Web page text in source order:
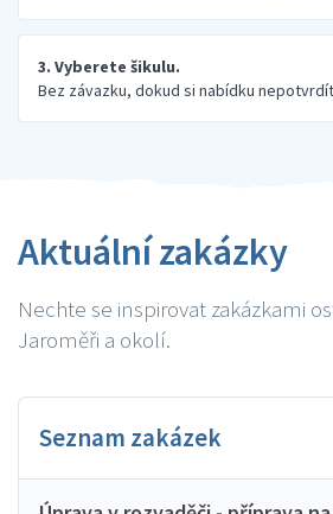
3. Vyberete šikulu.
Bez závazku, dokud si nabídku
Aktuální zakázky
Nechte se inspirovat zakázkami
Jaroměři a okolí.
Seznam zakázek